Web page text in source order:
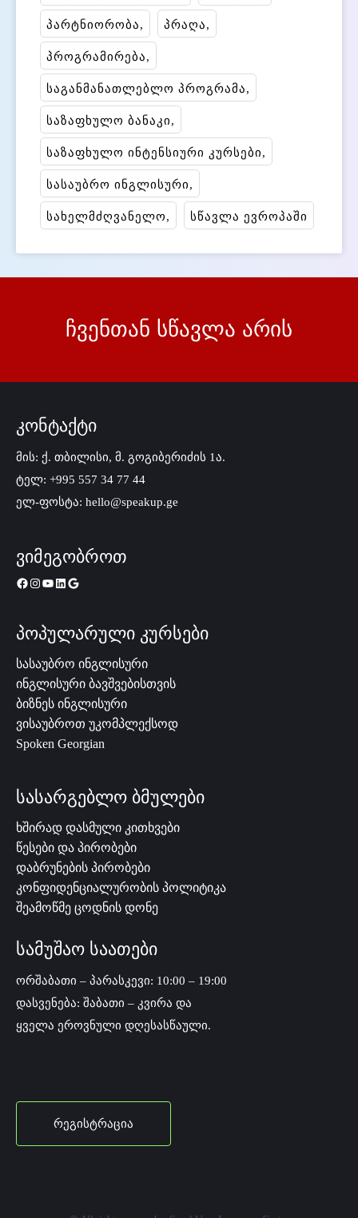
პარტნიორობა პრაღა
პროგრამირება
საგანმანათლებლო პროგრამა
საზაფხულო ბანაკი
საზაფხულო ინტენსიური კურსები
სასაუბრო ინგლისური
სახელმძღვანელო სწავლა ევროპაში
ჩვენთან სწავლა არის
კონტაქტი
მის: ქ. თბილისი, მ. გოგიბერიძის 1ა.
ტელ: +995 557 34 77 44
ელ-ფოსტა: hello@speakup.ge
ვიმეგობროთ
პოპულარული კურსები
სასაუბრო ინგლისური
ინგლისური ბავშვებისთვის
ბიზნეს ინგლისური
ვისაუბროთ უკომპლექსოდ
Spoken Georgian
სასარგებლო ბმულები
ხშირად დასმული კითხვები
წესები და პირობები
დაბრუნების პირობები
კონფიდენციალურობის პოლიტიკა
შეამოწმე ცოდნის დონე
სამუშაო საათები
ორშაბათი – პარასკევი: 10:00 – 19:00
დასვენება: შაბათი – კვირა და
ყველა ეროვნული დღესასწაული.
რეგისტრაცია